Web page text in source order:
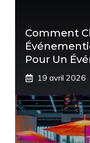
Comment
Pour Un
19 avril 2026